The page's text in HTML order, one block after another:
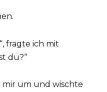
fragte ich mit
du?“
mir um und wischte